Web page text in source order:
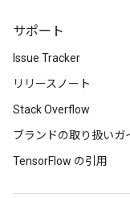
サポート
Issue Tracker
リリースノート
Stack Overflow
ブランドの取り扱いガ
TensorFlow の引用